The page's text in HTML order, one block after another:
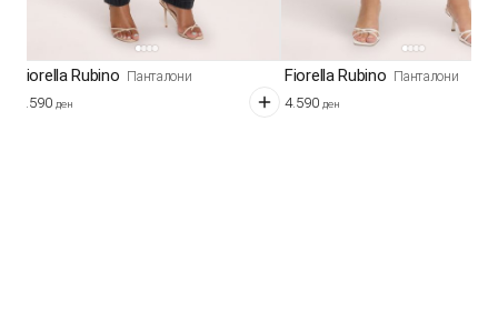
Fiorella Rubino Панталони
4.590 ден
Fiorella Rubino Панталони
4.590 ден